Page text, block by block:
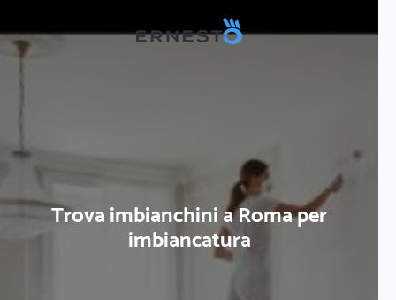
Trova imbianchini a Roma per
imbiancatura